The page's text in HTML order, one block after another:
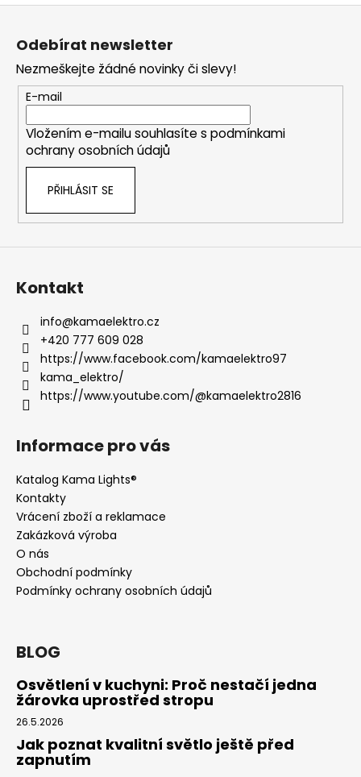
Z
Odebírat newsletter
Nezmeškejte žádné novinky či slevy!
E-mail
Vložením e-mailu souhlasíte s podmínkami
ochrany osobních údajů
PŘIHLÁSIT SE
Kontakt
info@kamaelektro.cz
+420 777 609 028
https://www.facebook.com/kamaelektro97
kama_elektro/
https://www.youtube.com/@kamaelektro2816
Informace pro vás
Katalog Kama Lights®
Kontakty
Vrácení zboží a reklamace
Zakázková výroba
O nás
Obchodní podmínky
Podmínky ochrany osobních údajů
BLOG
Osvětlení v kuchyni: Proč nestačí jedna
žárovka uprostřed stropu
26.5.2026
Jak poznat kvalitní světlo ještě před
zapnutím